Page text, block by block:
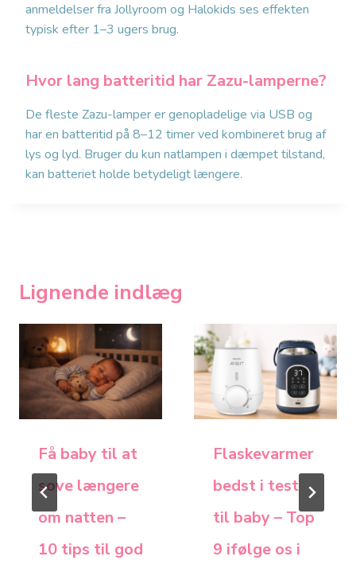
anmeldelser fra Jollyroom og Halokids ses effekten
typisk efter 1–3 ugers brug.
Hvor lang batteritid har Zazu-lamperne?
De fleste Zazu-lamper er genopladelige via USB og
har en batteritid på 8–12 timer ved kombineret brug af
lys og lyd. Bruger du kun natlampen i dæmpet tilstand,
kan batteriet holde betydeligt længere.
Lignende indlæg
Få baby til at
sove længere
om natten –
10 tips til god
Flaskevarmer
bedst i test
til baby – Top
9 ifølge os i